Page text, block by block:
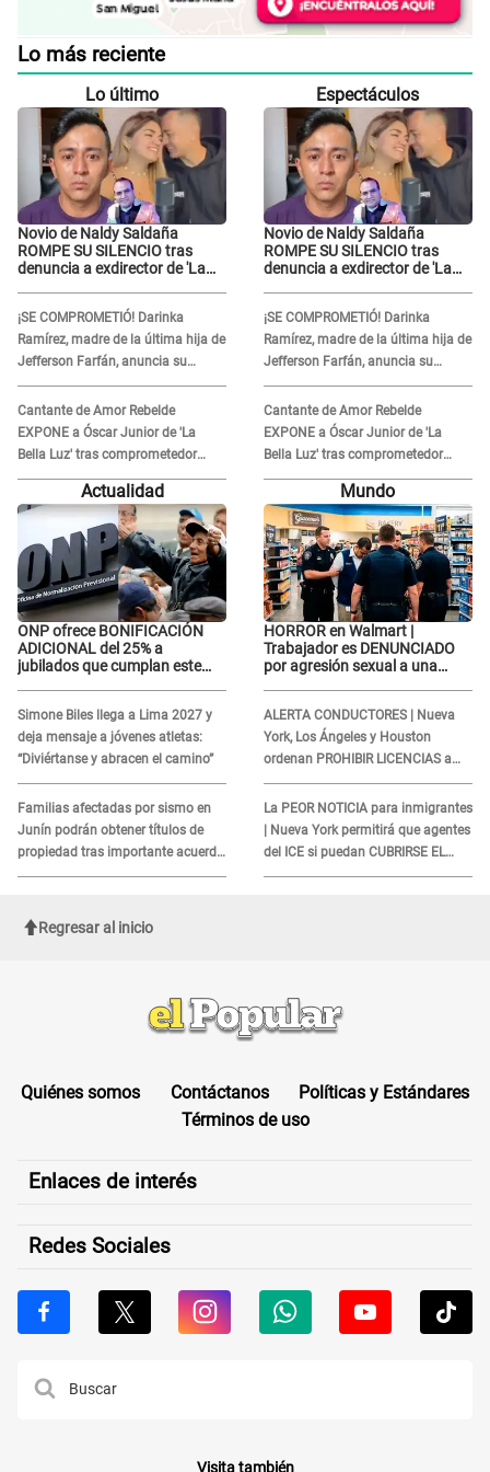
Lo más reciente
Lo último
Novio de Naldy Saldaña
ROMPE SU SILENCIO tras
denuncia a exdirector de 'La
¡SE COMPROMETIÓ! Darinka
Ramírez, madre de la última hija de
Jefferson Farfán, anuncia su
compromiso: "Sí, para siempre"
Cantante de Amor Rebelde
EXPONE a Óscar Junior de 'La
Bella Luz' tras comprometedor
video y detalla DESAGRADABLE
momento: "Me hizo sentir
Espectáculos
Novio de Naldy Saldaña
ROMPE SU SILENCIO tras
denuncia a exdirector de 'La
¡SE COMPROMETIÓ! Darinka
Ramírez, madre de la última hija de
Jefferson Farfán, anuncia su
compromiso: "Sí, para siempre"
Cantante de Amor Rebelde
EXPONE a Óscar Junior de 'La
Bella Luz' tras comprometedor
video y detalla DESAGRADABLE
momento: "Me hizo sentir
incómoda"
Actualidad
ONP ofrece BONIFICACIÓN
ADICIONAL del 25% a
jubilados que cumplan este
Simone Biles llega a Lima 2027 y
deja mensaje a jóvenes atletas:
“Diviértanse y abracen el camino”
Familias afectadas por sismo en
Junín podrán obtener títulos de
propiedad tras importante acuerdo
de Cofopri
Mundo
HORROR en Walmart |
Trabajador es DENUNCIADO
por agresión sexual a una
ALERTA CONDUCTORES | Nueva
York, Los Ángeles y Houston
ordenan PROHIBIR LICENCIAS a
quienes no presenten ESTE
DOCUMENTO
La PEOR NOTICIA para inmigrantes
| Nueva York permitirá que agentes
del ICE si puedan CUBRIRSE EL
ROSTRO
Regresar al inicio
Quiénes somos Contáctanos
Políticas y Estándares
Términos de uso
Enlaces de interés
Redes Sociales
Visita también